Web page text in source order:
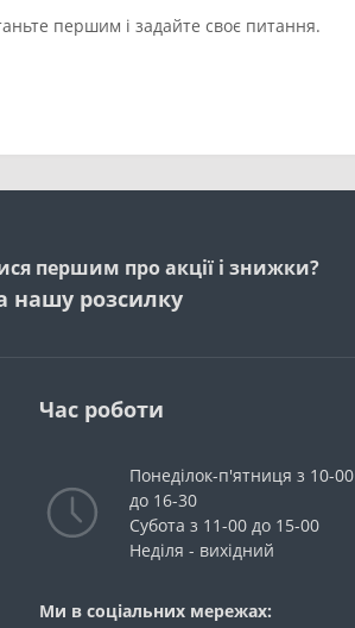
першим і задайте своє питання.
першим про акції і знижки?
нашу розсилку
Час роботи
Понеділок-п'ятниця з 10-00
до 16-30
Субота з 11-00 до 15-00
Неділя - вихідний
Ми в соціальних мережах: